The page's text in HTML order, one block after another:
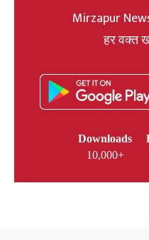
Mirzapur
हर वक्त
Downloads
10,000+